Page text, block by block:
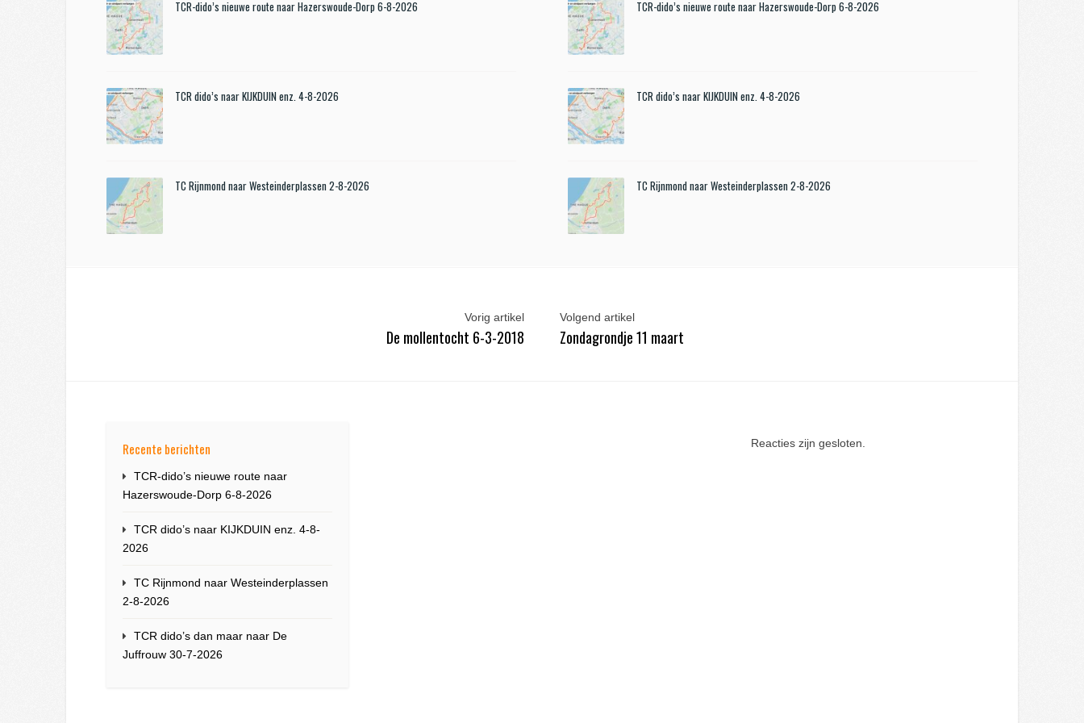
TCR-dido’s nieuwe route naar Hazerswoude-Dorp 6-8-2026
TCR dido’s naar KIJKDUIN enz. 4-8-2026
TC Rijnmond naar Westeinderplassen 2-8-2026
TCR-dido’s nieuwe route naar Hazerswoude-Dorp 6-8-2026
TCR dido’s naar KIJKDUIN enz. 4-8-2026
TC Rijnmond naar Westeinderplassen 2-8-2026
Vorig artikel
De mollentocht 6-3-2018
Volgend artikel
Zondagrondje 11 maart
Recente berichten
TCR-dido’s nieuwe route naar
Hazerswoude-Dorp 6-8-2026
TCR dido’s naar KIJKDUIN enz. 4-8-
2026
TC Rijnmond naar Westeinderplassen
2-8-2026
TCR dido’s dan maar naar De
Juffrouw 30-7-2026
Reacties zijn gesloten.